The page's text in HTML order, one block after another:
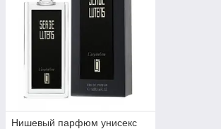
Нишевый парфюм унисекс